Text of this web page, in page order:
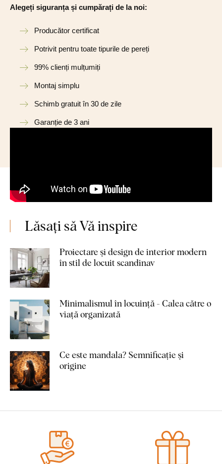
Alegeți siguranța și cumpărați de la noi:
Producător certificat
Potrivit pentru toate tipurile de pereți
99% clienți mulțumiți
Montaj simplu
Schimb gratuit în 30 de zile
Garanție de 3 ani
Lăsați să Vă inspire
Proiectare și design de interior modern
în stil de locuit scandinav
Minimalismul în locuință - Calea către o
viață organizată
Ce este mandala? Semnificație și
origine